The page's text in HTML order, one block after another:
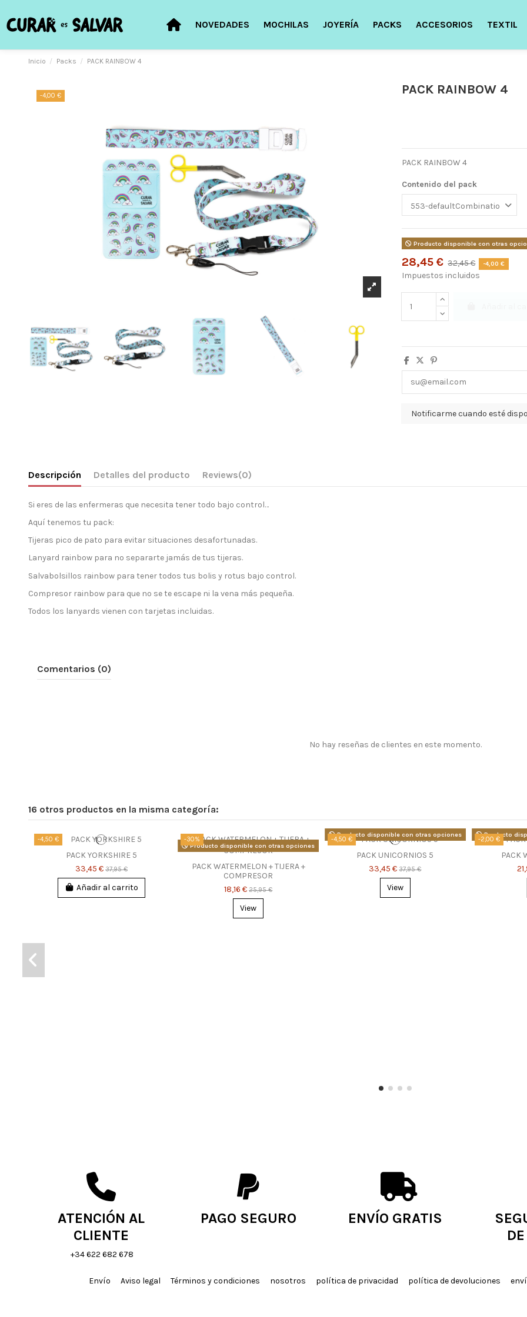
NOVEDADES MOCHILAS JOYERÍA PACKS ACCESORIOS TEXTIL
Inicio Packs PACK RAINBOW 4
-4,00 € PACK RAINBOW 4
PACK RAINBOW 4
Contenido del pack
Producto disponible con otras
28,45 € 32,45 € -4,00 €
Impuestos incluidos
Descripción Detalles del producto Reviews(0)
Si eres de las enfermeras que necesita tener todo bajo control…
Aquí tenemos tu pack:
Tijeras pico de pato para evitar situaciones desafortunadas.
Lanyard rainbow para no separarte jamás de tus tijeras.
Salvabolsillos rainbow para tener todos tus bolis y rotus bajo control.
Compresor rainbow para que no se te escape ni la vena más pequeña.
Todos los lanyards vienen con tarjetas incluidas.
Comentarios (0)
No hay reseñas de clientes en este momento.
16 otros productos en la misma categoría:
-4,50 €
PACK YORKSHIRE 5
33,45 € 37,95 €
Añadir al carrito
-30%
Producto disponible con otras opciones
PACK WATERMELON + TIJERA +
COMPRESOR
18,16 €25,95 €
View
-4,50 €
Producto disponible con otras opciones
PACK UNICORNIOS 5
33,45 €37,95 €
View
-2,00 €
Producto
PACK
ATENCIÓN AL
CLIENTE
+34 622 682 678
PAGO SEGURO ENVÍO GRATIS
Envío Aviso legal Términos y condiciones nosotros política de privacidad política de devoluciones